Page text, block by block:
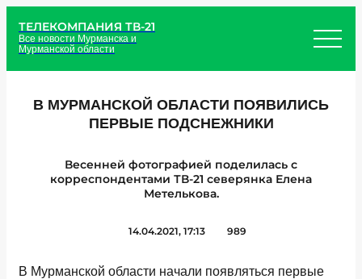
ТЕЛЕКОМПАНИЯ ТВ-21
Все новости Мурманска и
Мурманской области
В МУРМАНСКОЙ ОБЛАСТИ ПОЯВИЛИСЬ
ПЕРВЫЕ ПОДСНЕЖНИКИ
Весенней фотографией поделилась с
корреспондентами ТВ-21 северянка Елена
Метелькова.
14.04.2021, 17:13 989
В Мурманской области начали появляться первые